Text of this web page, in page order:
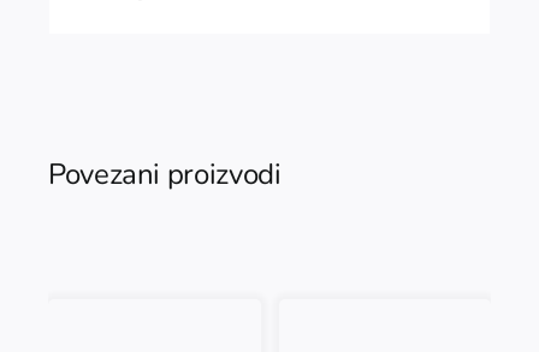
Povezani proizvodi